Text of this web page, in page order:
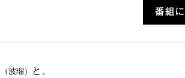
（波瑠）
と、